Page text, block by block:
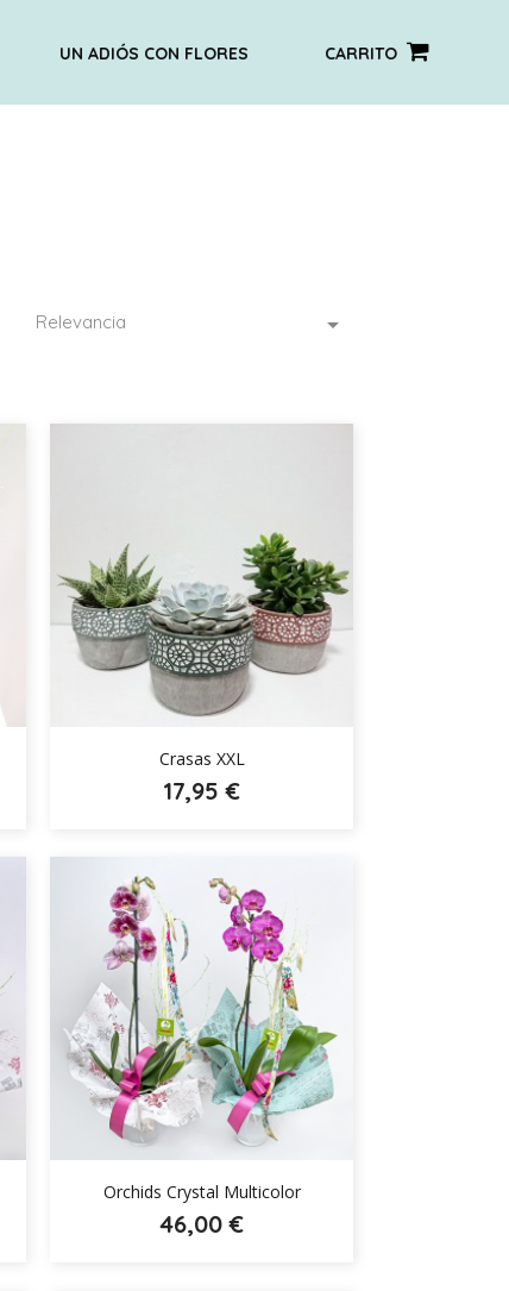
UN ADIÓS CON FLORES CARRITO
Relevancia 

Crasas XXL
17,95 €

Orchids Crystal Multicolor
46,00 €